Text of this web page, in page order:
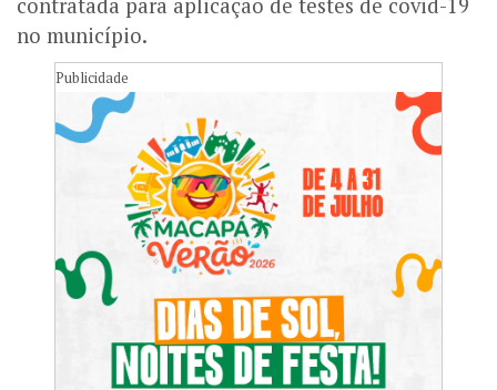
contratada para aplicação de testes de covid-19
no município.
Publicidade